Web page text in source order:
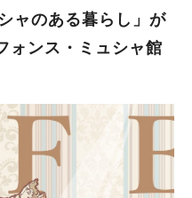
日まで繋がれた堺の歴史に
ね。 先人たちの残
ャのある暮らし」が
ォンス・ミュシャ館